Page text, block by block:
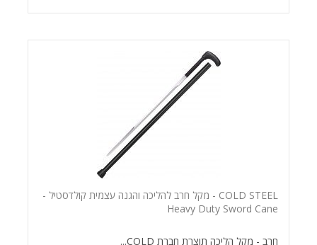
COLD STEEL - מקל חרב להליכה והגנה עצמית קולדסטיל -
Heavy Duty Sword Cane
חרב - מקל הליכה תוצרת חברת COLD...